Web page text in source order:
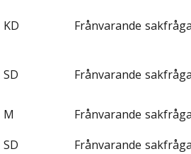
KD Frånvarande
SD Frånvarande
M Frånvarande
SD Frånvarande